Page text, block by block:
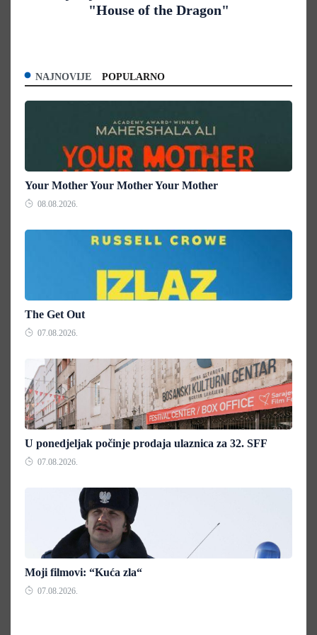
"House of the Dragon"
NAJNOVIJE POPULARNO
Your Mother Your Mother Your Mother
08.08.2026.
The Get Out
07.08.2026.
U ponedjeljak počinje prodaja ulaznica za 32. SFF
07.08.2026.
Moji filmovi: “Kuća zla“
07.08.2026.